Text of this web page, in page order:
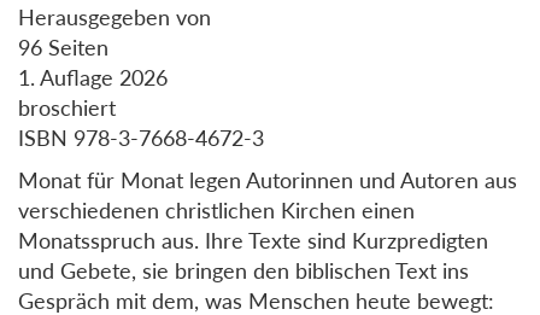
Herausgegeben von
96 Seiten
1. Auflage 2026
broschiert
ISBN 978-3-7668-4672-3
Monat für Monat legen Autorinnen und Autoren aus
verschiedenen christlichen Kirchen einen
Monatsspruch aus. Ihre Texte sind Kurzpredigten
und Gebete, sie bringen den biblischen Text ins
Gespräch mit dem, was Menschen heute bewegt: